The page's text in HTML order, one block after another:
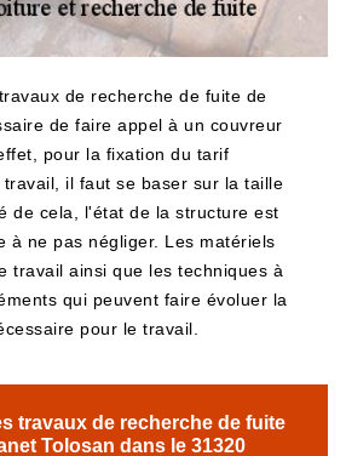
de recherche de fuite de
de faire appel à un couvreur
pour la fixation du tarif
il faut se baser sur la taille
de cela, l'état de la structure est
à ne pas négliger. Les matériels
travail ainsi que les techniques à
qui peuvent faire évoluer la
pour le travail.
travaux de recherche de fuite
Tolosan dans le 31320